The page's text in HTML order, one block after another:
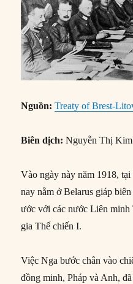
Nguồn:Treaty of Brest-
Biên dịch: Nguyễn Thị
Vào ngày này năm 1918,
nay nằm ở Belarus giáp
ước với các nước Liên minh
gia Thế chiến I.
Việc Nga bước chân vào
đồng minh, Pháp và Anh,